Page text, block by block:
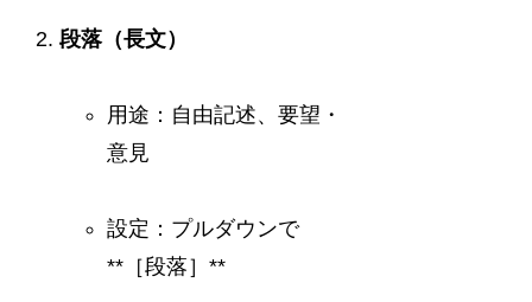
段落（長文）
用途：自由記述、要望・
意見
設定：プルダウンで
**［段落］**